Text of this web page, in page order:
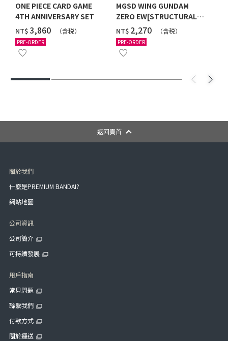
ONE PIECE CARD GAME
4TH ANNIVERSARY SET
NT$‌3,860 （含税）
PRE-ORDER
MGSD WING GUNDAM
ZERO EW[STRUCTURAL
COATING/BLACK] [2026年
12月發送]
NT$ ‌2,270 （含税）
PRE-ORDER
返回頁首
關於我們
什麼是PREMIUM BANDAI?
網站地圖
公司資訊
公司簡介
可持續發展
用戶指南
常見問題
聯繫我們
付款方式
關於運送